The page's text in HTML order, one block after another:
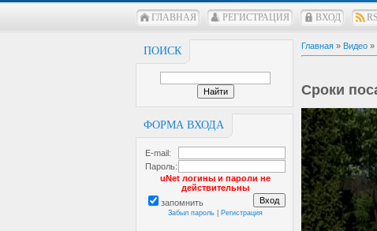
ГЛАВНАЯ РЕГИСТРАЦИЯ ВХОД
ПОИСК
ФОРМА ВХОДА
E-mail:
Пароль:
uNet логины и пароли не
действительны
запомнить
Забыл пароль Регистрация
Главная » Видео »
Сроки